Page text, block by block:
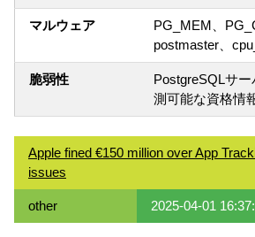
マルウェア
PG_MEM、
postmaster、
脆弱性
PostgreSQLサ
測可能な資格情
Apple fined €150 million over App
issues
other 2025-04-01